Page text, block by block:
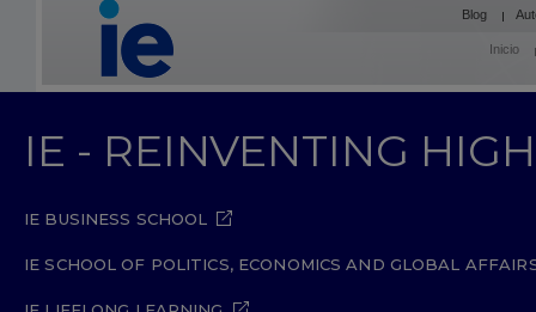
Blog
Inicio
IE - REINVENTING
IE BUSINESS SCHOOL
IE SCHOOL OF POLITICS, ECONOMICS AND GLOBAL